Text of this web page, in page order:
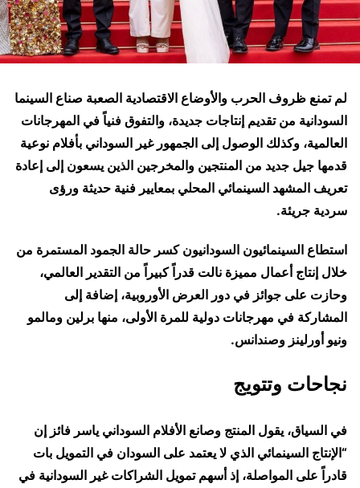
لم تمنع ظروف الحرب والأوضاع الاقتصادية الصعبة صناع السينما
السودانية من تقديم إنتاجات جديدة، والتفوق فنياً في المهرجانات
العالمية، وكذلك الوصول إلى الجمهور غير السوداني بأفلام نوعية
قدمها جيل جديد من المنتجين والمخرجين الذين يسعون إلى إعادة
تعريف المشهد السينمائي المحلي بمعايير فنية حديثة ورؤى
سردية جريئة.
استطاع السينمائيون السودانيون كسر حالة الجمود المستمرة من
خلال إنتاج أعمال مميزة نالت قدراً كبيراً من التقدير العالمي،
وحازت على جوائز في دور العرض الأوروبية، إضافة إلى
المشاركة في مهرجانات دولية للمرة الأولى، منها برلين ومالمو
ونيو أورلينز وصندانس.
نجاحات وتتويج
في السياق، يقول المنتج وصانع الأفلام السوداني ياسر فائز إن
“الإنتاج السينمائي الذي لا يعتمد على السودان في التمويل بات
قادراً على المواصلة، إذ أسهم تمويل الشراكات غير السودانية في